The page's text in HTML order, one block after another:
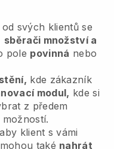
svých klientů se
sběrači množství a
pole povinná nebo
kde zákazník
modul, kde si
z předem
klient s vámi
také nahrát